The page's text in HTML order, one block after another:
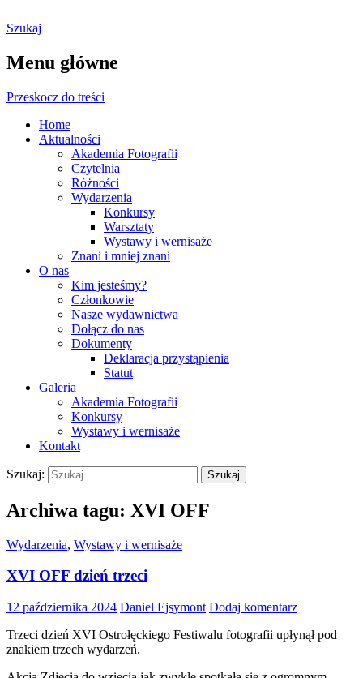
Ostrołęckie Towarzystwo
Fotograficzne
Szukaj
Menu główne
Przeskocz do treści
Home
Aktualności
Akademia Fotografii
Czytelnia
Różności
Wydarzenia
Konkursy
Warsztaty
Wystawy i wernisaże
Znani i mniej znani
O nas
Kim jesteśmy?
Członkowie
Nasze wydawnictwa
Dołącz do nas
Dokumenty
Deklaracja przystąpienia
Statut
Galeria
Akademia Fotografii
Konkursy
Wystawy i wernisaże
Kontakt
Szukaj:
Archiwa tagu: XVI OFF
Wydarzenia, Wystawy i wernisaże
XVI OFF dzień trzeci
12 października 2024 Daniel Ejsymont Dodaj komentarz
Trzeci dzień XVI Ostrołęckiego Festiwalu fotografii upłynął pod
znakiem trzech wydarzeń.